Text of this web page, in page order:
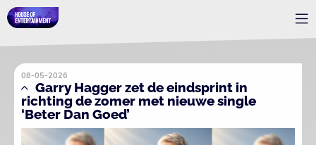
08-05-2026
Garry Hagger zet de eindsprint in
richting de zomer met nieuwe single
‘Beter Dan Goed’